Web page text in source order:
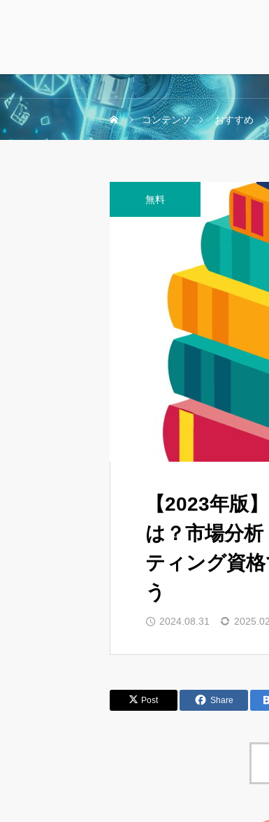
コンテンツ おすすめ
無料
【2023年版
は？市場分
ティング資
う
2024.08.31
Post Share